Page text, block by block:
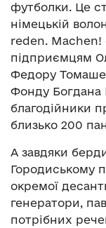
футболки. Це
німецькій
reden. Machen!
підприємцям
Федору
Фонду Богдана
благодійники
близько 200
А завдяки
Городиському
окремої
генератори,
потрібних